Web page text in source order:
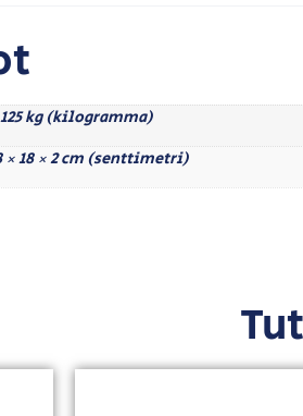
kg (kilogramma)
× 18 × 2 cm (senttimetri)